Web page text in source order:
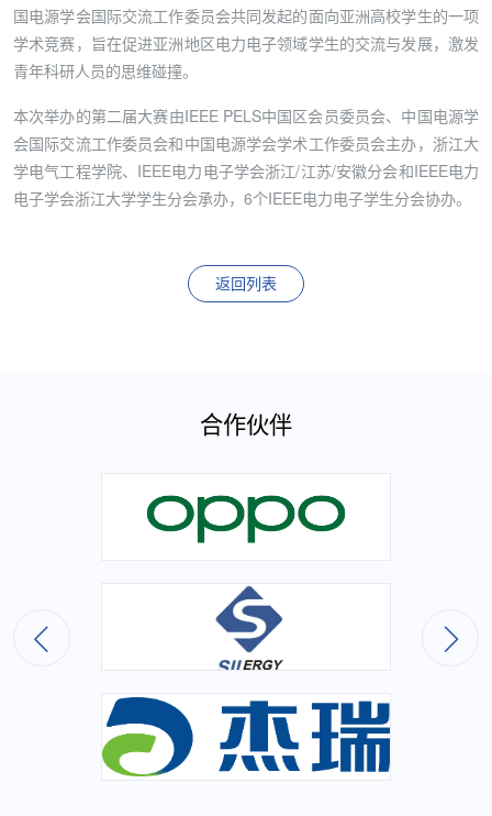
国电源学会国际交流工作委员会共同发起的面向亚洲高校学生的一项
学术竞赛，旨在促进亚洲地区电力电子领域学生的交流与发展，激发
青年科研人员的思维碰撞。
本次举办的第二届大赛由IEEE PELS中国区会员委员会、中国电源学
会国际交流工作委员会和中国电源学会学术工作委员会主办，浙江大
学电气工程学院、IEEE电力电子学会浙江/江苏/安徽分会和IEEE电力
电子学会浙江大学学生分会承办，6个IEEE电力电子学生分会协办。
返回列表
合作伙伴